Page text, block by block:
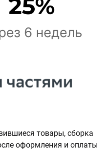
товары, сборка
оформления и оплаты